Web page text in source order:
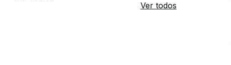
Ver todos